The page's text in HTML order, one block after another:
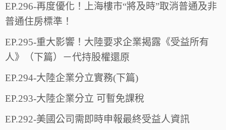
EP.296-再度優化！上海樓市“將及時”取消普通及非
普通住房標準！
EP.295-重大影響！大陸要求企業揭露《受益所有
人》（下篇）－代持股權還原
EP.294-大陸企業分立實務(下篇)
EP.293-大陸企業分立 可暫免課稅
EP.292-美國公司需即時申報最終受益人資訊